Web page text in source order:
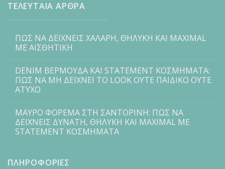
ΤΕΛΕΥΤΑΙΑ ΑΡΘΡΑ
ΠΩΣ ΝΑ ΔΕΙΧΝΕΙΣ ΧΑΛΑΡΗ, ΘΗΛΥΚΗ ΚΑΙ MAXIMAL
ΜΕ ΑΙΣΘΗΤΙΚΗ
DENIM ΒΕΡΜΟΥΔΑ ΚΑΙ STATEMENT ΚΟΣΜΗΜΑΤΑ:
ΠΩΣ ΝΑ ΜΗ ΔΕΙΧΝΕΙ ΤΟ LOOK ΟΥΤΕ ΠΑΙΔΙΚΟ ΟΥΤΕ
ΑΤΥΧΟ
ΜΑΥΡΟ ΦΟΡΕΜΑ ΣΤΗ ΣΑΝΤΟΡΙΝΗ: ΠΩΣ ΝΑ
ΔΕΙΧΝΕΙΣ ΔΥΝΑΤΗ, ΘΗΛΥΚΗ ΚΑΙ MAXIMAL ΜΕ
STATEMENT ΚΟΣΜΗΜΑΤΑ
ΠΛΗΡΟΦΟΡΙΕΣ